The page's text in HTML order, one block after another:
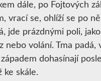
dále, po Fojtových
vrací se, ohlíží se po
jde prázdnými poli,
nebo volání. Tma padá,
dohasínají
ke skále.